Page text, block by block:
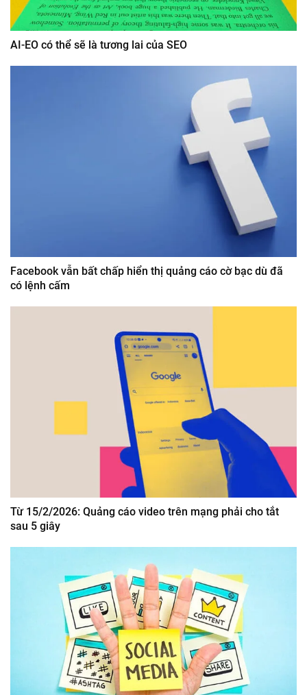
AI-EO có thể sẽ là tương lai của SEO
Facebook vẫn bất chấp hiển thị quảng cáo cờ bạc dù đã
có lệnh cấm
Từ 15/2/2026: Quảng cáo video trên mạng phải cho tắt
sau 5 giây